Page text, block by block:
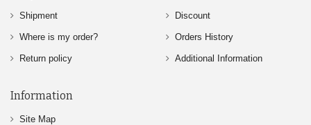
Shipment
Where is my order?
Return policy
Discount
Orders History
Additional Information
Information
Site Map